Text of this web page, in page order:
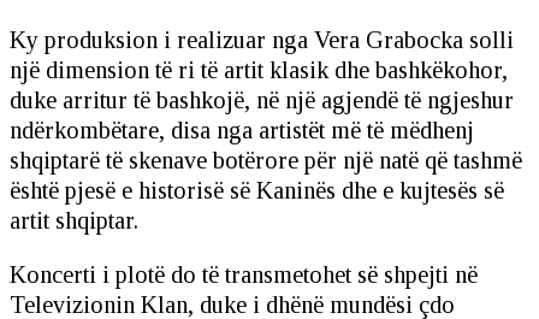
Ky produksion i realizuar nga Vera Grabocka solli
një dimension të ri të artit klasik dhe bashkëkohor,
duke arritur të bashkojë, në një agjendë të ngjeshur
ndërkombëtare, disa nga artistët më të mëdhenj
shqiptarë të skenave botërore për një natë që tashmë
është pjesë e historisë së Kaninës dhe e kujtesës së
artit shqiptar.
Koncerti i plotë do të transmetohet së shpejti në
Televizionin Klan, duke i dhënë mundësi çdo